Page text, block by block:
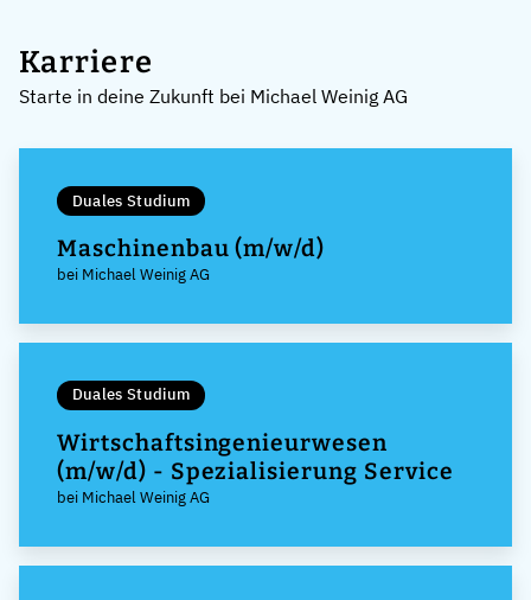
Karriere
Starte in deine Zukunft bei Michael Weinig AG
Duales Studium
Maschinenbau (m/w/d)
bei Michael Weinig AG
Duales Studium
Wirtschaftsingenieurwesen
(m/w/d) - Spezialisierung Service
bei Michael Weinig AG